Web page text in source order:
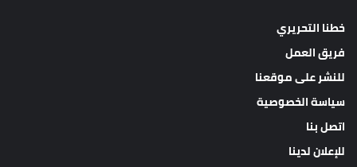
خطنا التحريري
فريق العمل
للنشر على موقعنا
سياسة الخصوصية
اتصل بنا
للإعلان لدينا